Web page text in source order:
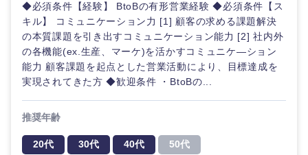
◆必須条件【経験】 BtoBの有形営業経験 ◆必須条件【ス
キル】 コミュニケーション力 [1] 顧客の求める課題解決
の本質課題を引き出すコミュニケーション能力 [2] 社内外
の各機能(ex.生産、マーケ)を活かすコミュニケ―ション
能力 顧客課題を起点とした営業活動により、目標達成を
実現されてきた方 ◆歓迎条件 ・BtoBの...
推奨年齢
20代 30代 40代 50代